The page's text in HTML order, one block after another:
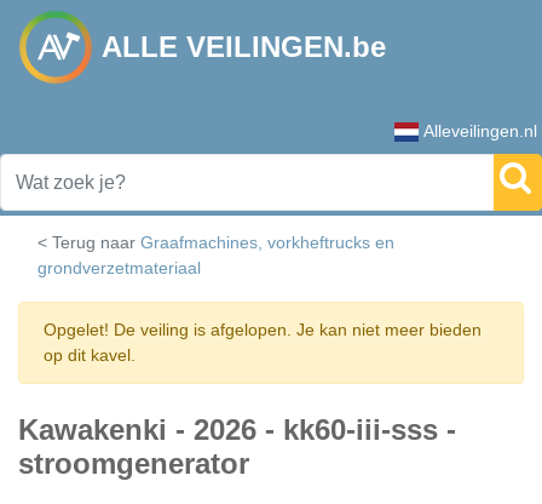
ALLE VEILINGEN.be
Alleveilingen.nl
< Terug naar Graafmachines, vorkheftrucks en
grondverzetmateriaal
Opgelet! De veiling is afgelopen. Je kan niet meer bieden
op dit kavel.
Kawakenki - 2026 - kk60-iii-sss -
stroomgenerator